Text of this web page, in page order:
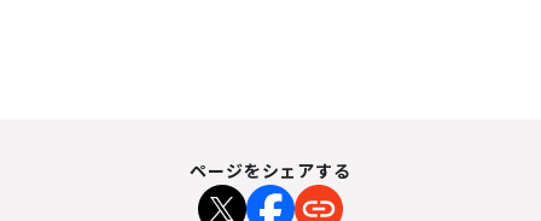
ページをシェアする